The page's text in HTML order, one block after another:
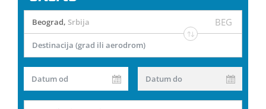
Beograd, Srbija BEG
Destinacija (grad ili aerodrom)
Datum od Datum do